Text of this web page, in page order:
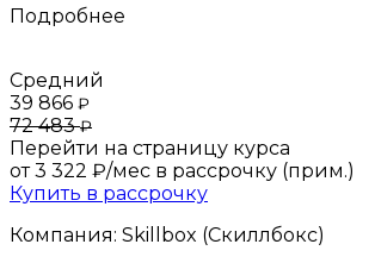
Подробнее
Средний
39 866 ₽
72 483₽
Перейти на страницу курса
от 3 322 ₽/мес в рассрочку (прим.)
Купить в рассрочку
Компания: Skillbox (Скиллбокс)